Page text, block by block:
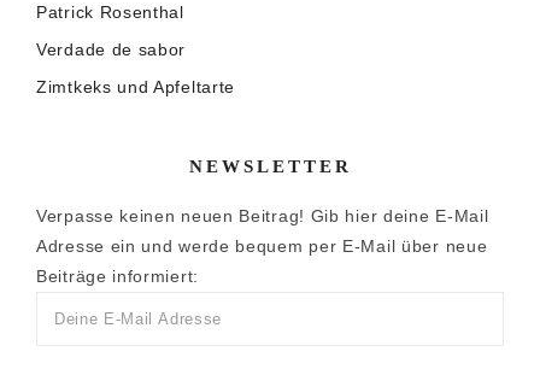
Patrick Rosenthal
Verdade de sabor
Zimtkeks und Apfeltarte
NEWSLETTER
Verpasse keinen neuen Beitrag! Gib hier deine E-Mail
Adresse ein und werde bequem per E-Mail über neue
Beiträge informiert: